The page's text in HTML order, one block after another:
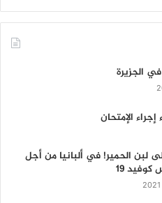
الجزيرة
الإمتحان
لبن الحمير! في ألبانيا من أجل
19